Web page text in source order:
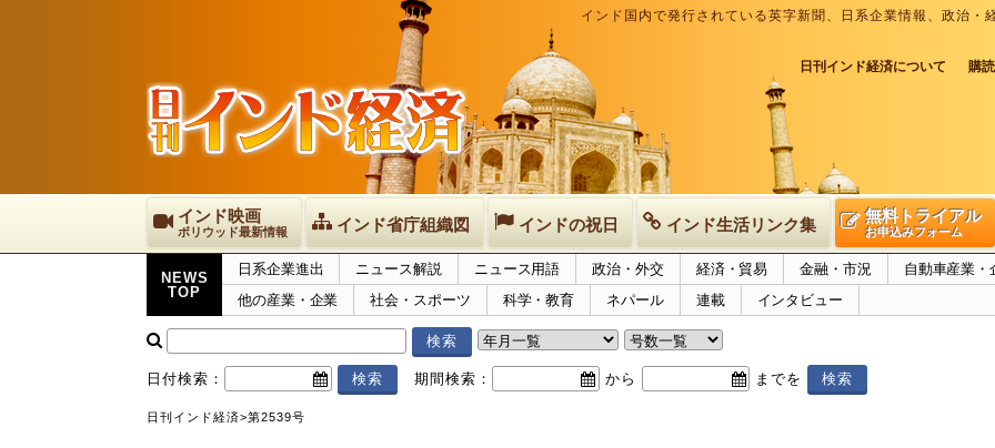
インド国内で発行されている英字新聞、日系企業情報、政治
日刊インド経済について 購
インド映画
ボリウッド最新情報 インド省庁組織図 インドの祝日 インド生活リンク集 無料トライアル
お申込みフォーム
NEWS
TOP
日系企業進出 ニュース解説 ニュース用語 政治・外交 経済・貿易 金融・市況
自動車産業・
他の産業・企業
社会・スポーツ 科学・教育 ネパール 連載 インタビュー
日付検索： 期間検索： から までを
日刊インド経済>第2539号